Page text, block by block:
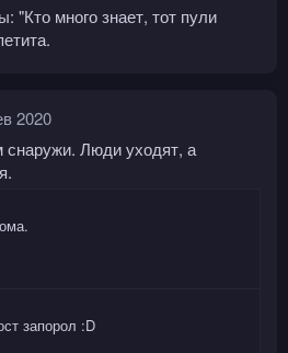
"Кто много знает, тот пули
2020
снаружи. Люди уходят, а
запорол :D